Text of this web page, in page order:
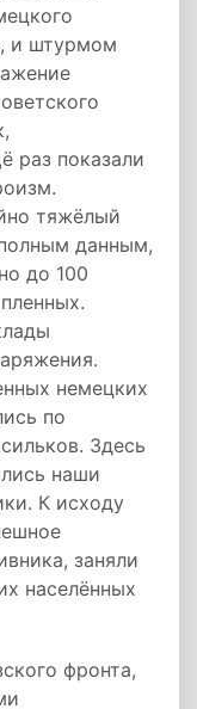
и штурмом
раз показали
тяжёлый
данным,
до 100
немецких
по
Здесь
наши
К исходу
заняли
населённых
фронта,